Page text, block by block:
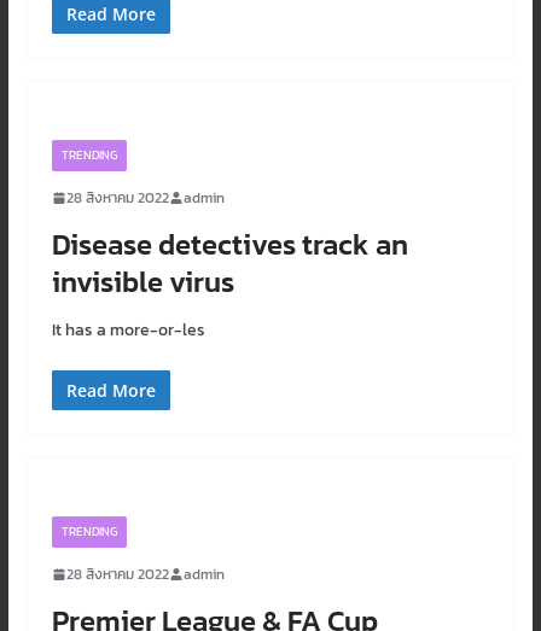
Read More
TRENDING
28 สิงหาคม 2022 admin
Disease detectives track an
invisible virus
It has a more-or-les
Read More
TRENDING
28 สิงหาคม 2022 admin
Premier League & FA Cup